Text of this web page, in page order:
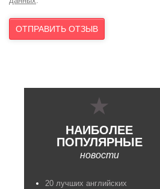
НАИБОЛЕЕ
ПОПУЛЯРНЫЕ
новости
20 лучших английских